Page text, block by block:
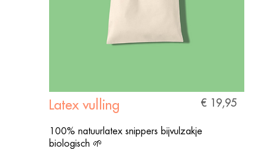
Latex vulling
100% natuurlatex snippers bijvulzakje
biologisch 🌱
€ 19,95